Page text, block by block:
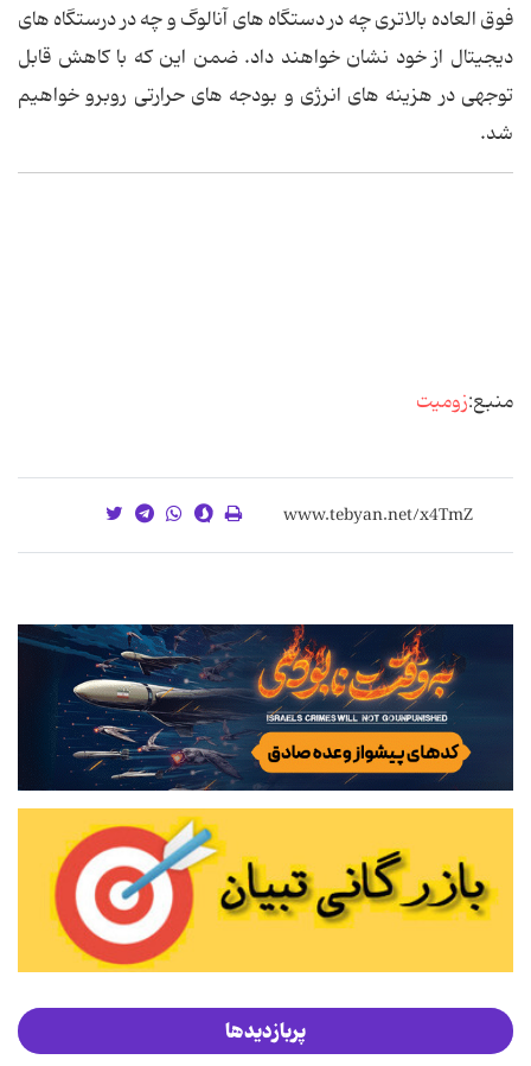
فوق العاده بالاتری چه در دستگاه های آنالوگ و چه در درستگاه های
دیجیتال از خود نشان خواهند داد. ضمن این که با کاهش قابل
توجهی در هزینه های انرژی و بودجه های حرارتی روبرو خواهیم
شد.
منبع:زومیت
پربازدیدها